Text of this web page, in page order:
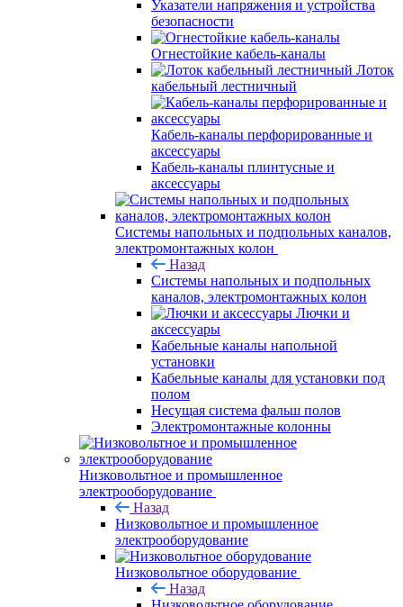
Указатели напряжения и устройства
безопасности
Огнестойкие кабель-каналы
Лоток
кабельный лестничный
Кабель-каналы перфорированные и
аксессуары
Кабель-каналы плинтусные и
аксессуары
Системы напольных и подпольных каналов,
электромонтажных колон
Назад
Системы напольных и подпольных
каналов, электромонтажных колон
Лючки и
аксессуары
Кабельные каналы напольной
установки
Кабельные каналы для установки под
полом
Несущая система фальш полов
Электромонтажные колонны
Низковольтное и промышленное
электрооборудование
Назад
Низковольтное и промышленное
электрооборудование
Низковольтное оборудование
Назад